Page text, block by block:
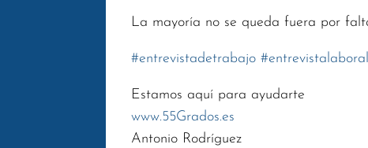
La mayoría no se queda fuera por
#entrevistadetrabajo #entrevistalaboral
Estamos aquí para ayudarte
www.55Grados.es
Antonio Rodríguez